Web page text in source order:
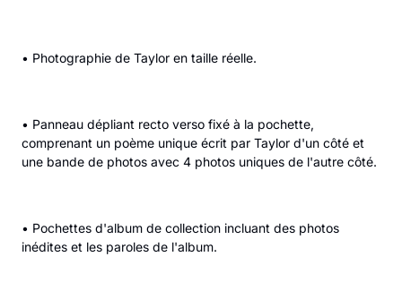
• Photographie de Taylor en taille réelle.
• Panneau dépliant recto verso fixé à la pochette,
comprenant un poème unique écrit par Taylor d'un côté et
une bande de photos avec 4 photos uniques de l'autre côté.
• Pochettes d'album de collection incluant des photos
inédites et les paroles de l'album.